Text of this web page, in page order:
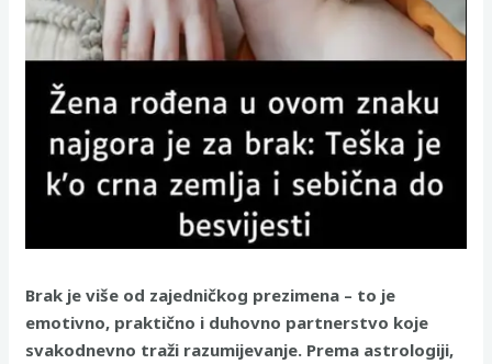
Brak je više od zajedničkog prezimena – to je
emotivno, praktično i duhovno partnerstvo koje
svakodnevno traži razumijevanje. Prema astrologiji,